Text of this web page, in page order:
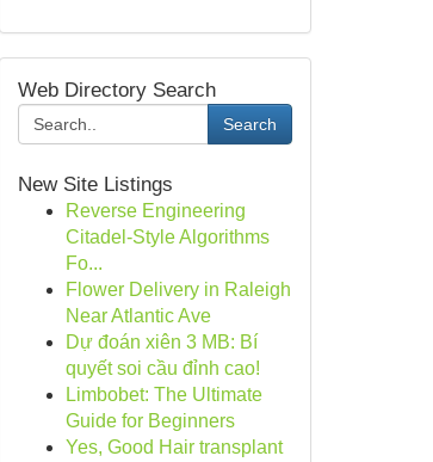
Web Directory Search
Search
New Site Listings
Reverse Engineering
Citadel-Style Algorithms
Fo...
Flower Delivery in Raleigh
Near Atlantic Ave
Dự đoán xiên 3 MB: Bí
quyết soi cầu đỉnh cao!
Limbobet: The Ultimate
Guide for Beginners
Yes, Good Hair transplant